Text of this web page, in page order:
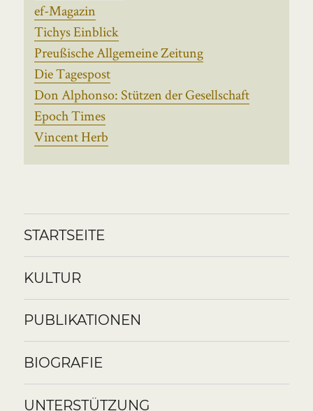
ef-Magazin
Tichys Einblick
Preußische Allgemeine Zeitung
Die Tagespost
Don Alphonso: Stützen der Gesellschaft
Epoch Times
Vincent Herb
STARTSEITE
KULTUR
PUBLIKATIONEN
BIOGRAFIE
UNTERSTÜTZUNG